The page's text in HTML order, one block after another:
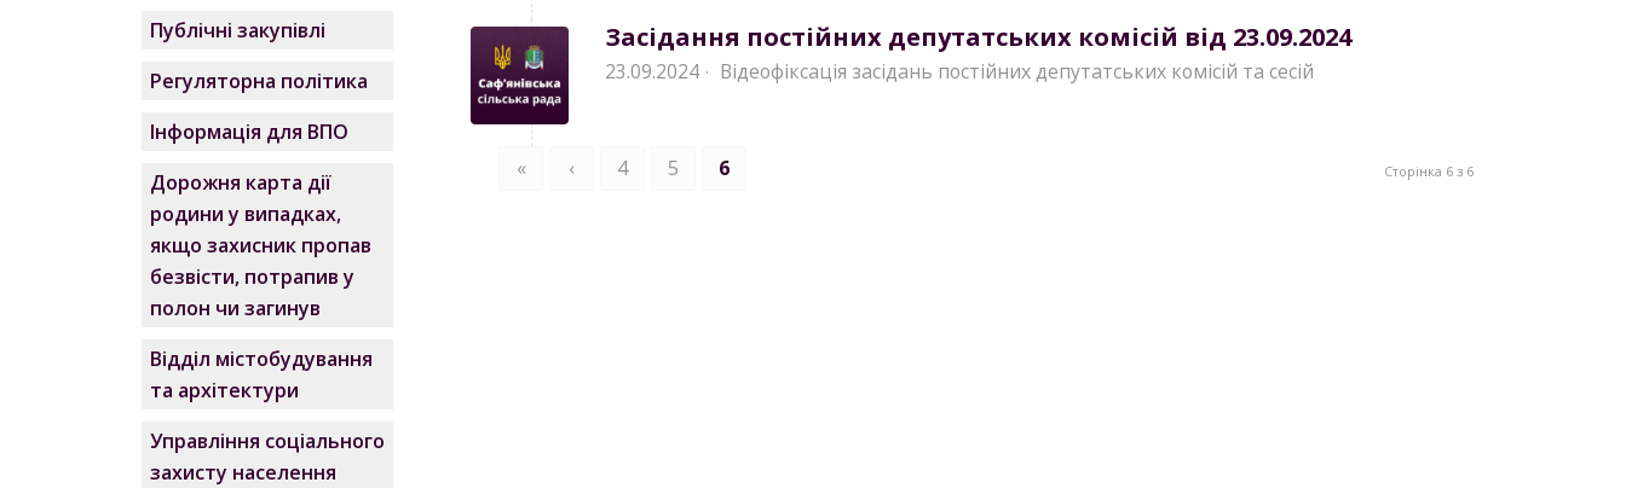
Засідання постійних депутатських комісій від 23.09.2024
23.09.2024 · Відеофіксація засідань постійних депутатських комісій та сесій
Сторінка 6 з 6
« ‹ 4 5 6
Публічні закупівлі
Регуляторна політика
Інформація для ВПО
Дорожня карта дії
родини у випадках,
якщо захисник пропав
безвісти, потрапив у
полон чи загинув
Відділ містобудування
та архітектури
Управління соціального
захисту населення